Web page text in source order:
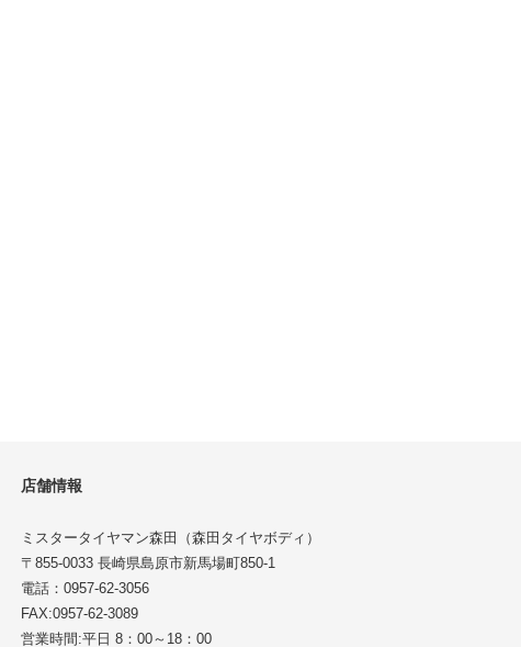
店舗情報
ミスタータイヤマン森田（森田タイヤボディ）
〒855-0033 長崎県島原市新馬場町850-1
電話：0957-62-3056
FAX:0957-62-3089
営業時間:平日 8：00～18：00